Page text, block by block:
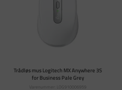
Trådløs mus Logitech MX Anywhere 3S
for Business Pale Grey
Varenummer: LOG910006959